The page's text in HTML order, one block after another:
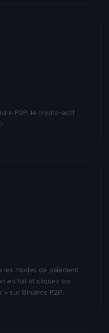
P2P, le crypto-actif
les modes de paiement
en fiat et cliquez sur
» sur Binance P2P.